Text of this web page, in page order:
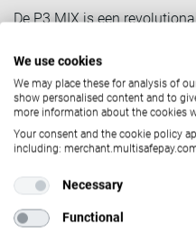
De P3 MIX is een
Door een tablet te
u voor de P3 MIX talloze
Van het runnen van apps
kledingstukken combineert,
uw inventaris.
De P3 MIX kan het
van nieuwe applicaties
dag uitgebreider.
We use cookies
We may place these for analysis of
show personalised content and to
more information about the cookies
Your consent and the cookie policy
including:
Necessary
Functional